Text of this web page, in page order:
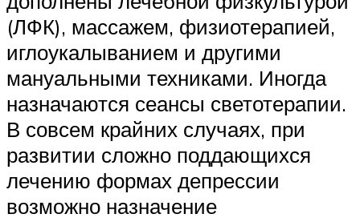
(ЛФК), массажем, физиотерапией,
иглоукалыванием и другими
мануальными техниками. Иногда
назначаются сеансы светотерапии.
В совсем крайних случаях, при
развитии сложно поддающихся
лечению формах депрессии
возможно назначение